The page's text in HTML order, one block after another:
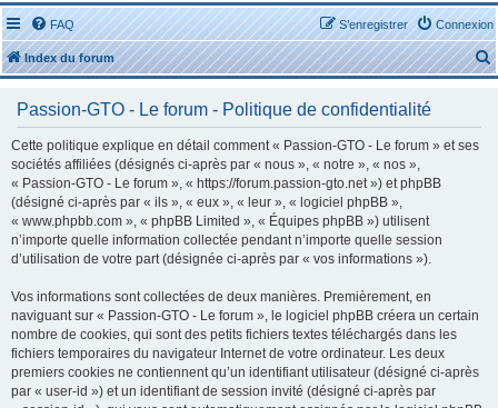
FAQ Connexion
S’enregistrer
Index du forum
e
Passion-GTO - Le forum - Politique de confidentialité
Cette politique explique en détail comment « Passion-GTO - Le forum » et ses
sociétés affiliées (désignés ci-après par « nous », « notre », « nos »,
« Passion-GTO - Le forum », « https://forum.passion-gto.net ») et phpBB
(désigné ci-après par « ils », « eux », « leur », « logiciel phpBB »,
« www.phpbb.com », « phpBB Limited », « Équipes phpBB ») utilisent
n’importe quelle information collectée pendant n’importe quelle session
d’utilisation de votre part (désignée ci-après par « vos informations »).
Vos informations sont collectées de deux manières. Premièrement, en
naviguant sur « Passion-GTO - Le forum », le logiciel phpBB créera un certain
nombre de cookies, qui sont des petits fichiers textes téléchargés dans les
fichiers temporaires du navigateur Internet de votre ordinateur. Les deux
premiers cookies ne contiennent qu’un identifiant utilisateur (désigné ci-après
par « user-id ») et un identifiant de session invité (désigné ci-après par